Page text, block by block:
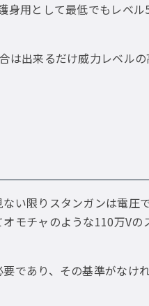
用として最低でもレベ
出来るだけ威力レベル
い限りスタンガンは電圧
モチャのような110万Vの
であり、その基準がなけ